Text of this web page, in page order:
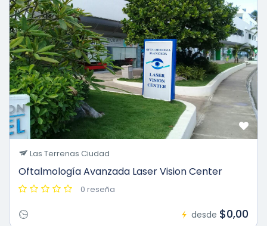
Las Terrenas Ciudad
Oftalmología Avanzada Laser Vision Center
0 reseña
desde $0,00